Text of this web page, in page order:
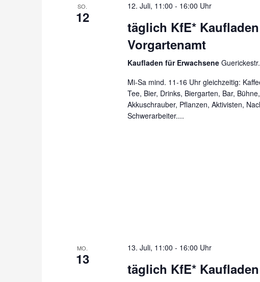
SO.
12
12. Juli, 11:00 - 16:00 Uhr
täglich KfE*
Vorgartenamt
Kaufladen für Erwachsene
Mi-Sa mind. 11-16 Uhr gleichzeitig:
Tee, Bier, Drinks, Biergarten, Bar,
Akkuschrauber, Pflanzen, Aktivisten,
Schwerarbeiter....
MO.
13
13. Juli, 11:00 - 16:00 Uhr
täglich KfE*